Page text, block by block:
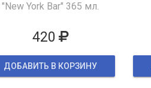
"New York Bar" 365 мл.
420
ДОБАВИТЬ В КОРЗИНУ